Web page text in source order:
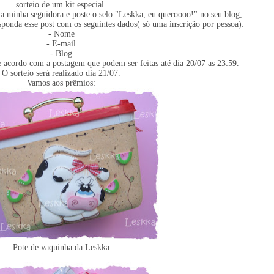
sorteio de um kit especial.
minha seguidora e poste o selo "Leskka, eu queroooo!" no seu blog,
esse post com os seguintes dados( só uma inscrição por pessoa):
- Nome
- E-mail
- Blog
com a postagem que podem ser feitas até dia 20/07 as 23:59.
O sorteio será realizado dia 21/07.
Vamos aos prêmios:
Pote de vaquinha da Leskka